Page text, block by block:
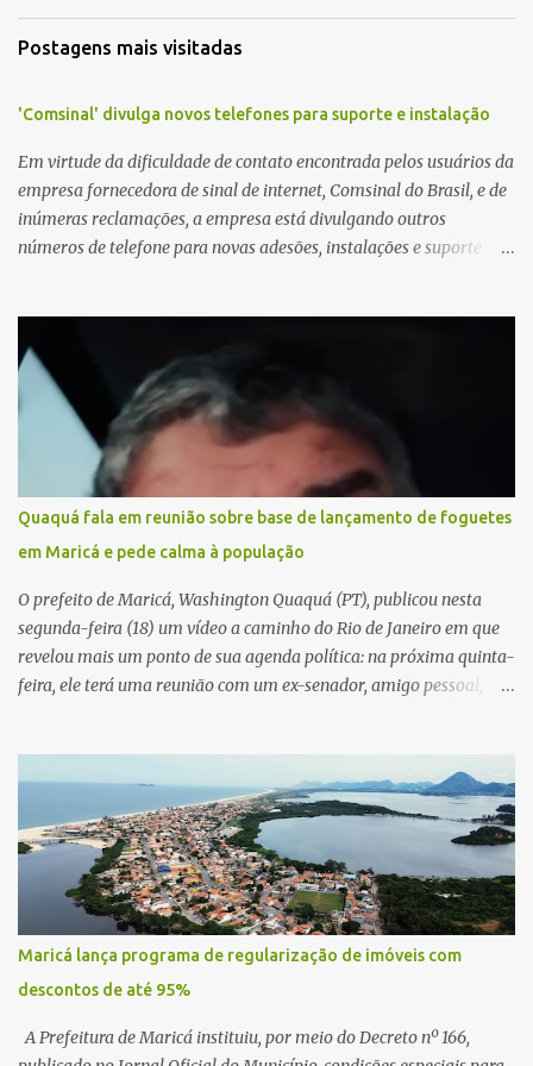
Postagens mais visitadas
'Comsinal' divulga novos telefones para suporte e instalação
Em virtude da dificuldade de contato encontrada pelos usuários da
empresa fornecedora de sinal de internet, Comsinal do Brasil, e de
inúmeras reclamações, a empresa está divulgando outros
números de telefone para novas adesões, instalações e suporte
Quaquá fala em reunião sobre base de lançamento de foguetes
em Maricá e pede calma à população
O prefeito de Maricá, Washington Quaquá (PT), publicou nesta
segunda-feira (18) um vídeo a caminho do Rio de Janeiro em que
revelou mais um ponto de sua agenda política: na próxima quinta-
feira, ele terá uma reunião com um ex-senador, amigo pessoal,
atenção pela ousadia do projeto, que colocaria Maricá em um
novo patamar de visibilidade tecnológica e estratégica. Segundo
Quaquá, a conversa será o início de um debate maior sobre a
viabilidade dessa estrutura na cidade. Durante o vídeo, o prefeito
também respondeu às críticas que vem recebendo. Segundo ele,
muitas pessoas estão dizendo que promete muito, mas não estaria
entregando resultados imediatos. Quaquá pediu paciência e
garantiu que os frutos começarão a aparecer em breve. “O pessoal
fala que eu prometo muito, mas não faço nada. Eu digo: calma.
Vocês Esperam, daqui a um ano o que será feito em Mari...
Maricá lança programa de regularização de imóveis com
descontos de até 95%
A Prefeitura de Maricá instituiu, por meio do Decreto nº 166,